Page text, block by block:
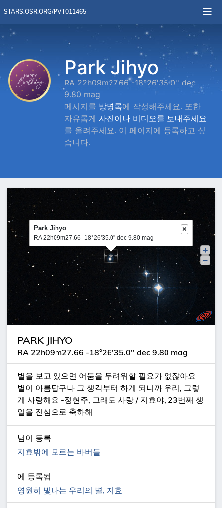
STARS.OSR.ORG/PVT011465
Park Jihyo
RA 22h09m27.66 -18°26'35.0'' dec
9.80 mag
메시지를 방명록에 작성해주세요. 또한
자유롭게 사진이나 비디오를 보내주세요
를 올려주세요. 이 페이지에 등록하고 싶
습니다.
+
–
×
Park Jihyo
RA 22h09m27.66 -18°26'35.0'' dec 9.80 mag
PARK JIHYO
RA 22h09m27.66 -18°26'35.0'' dec 9.80 mag
별을 보고 있으면 어둠을 두려워할 필요가 없잖아요
별이 아름답구나 그 생각부터 하게 되니까 우리, 그렇
게 사랑해요 -정현주, 그래도 사랑 / 지효야, 23번째 생
일을 진심으로 축하해
님이 등록
지효밖에 모르는 바버들
에 등록됨
영원히 빛나는 우리의 별, 지효